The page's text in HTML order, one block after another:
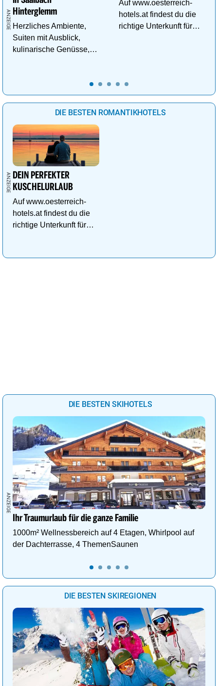
Hinterglemm
Herzliches Ambiente,
Suiten mit Ausblick,
kulinarische Genüsse,
Auf www.oesterreich-
hotels.at findest du die
richtige Unterkunft für
DIE BESTEN ROMANTIKHOTELS
DEIN PERFEKTER
KUSCHELURLAUB
Auf www.oesterreich-
hotels.at findest du die
richtige Unterkunft für
DIE BESTEN SKIHOTELS
Ihr Traumurlaub für die ganze Familie
1000m² Wellnessbereich auf 4 Etagen, Whirlpool auf
der Dachterrasse, 4 ThemenSaunen
DIE BESTEN SKIREGIONEN